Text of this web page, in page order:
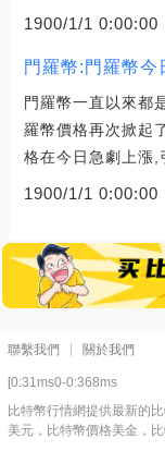
1900/1/1 0:00:00
門羅幣:門羅幣今
門羅幣一直以來都
羅幣價格再次掀起
格在今日急劇上漲,
1900/1/1 0:00:00
聯繫我們 關於我們
[0:31ms0-0:368ms
比特幣行情網提供最新的
美元，比特幣價格美金，